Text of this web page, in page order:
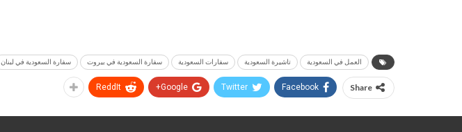
العمل في السعودية تاشيرة السعودية سفارات السعودية سفارة السعودية في بيروت سفارة السعودية في لبنان
Share
Facebook
Twitter
Google+
ReddIt